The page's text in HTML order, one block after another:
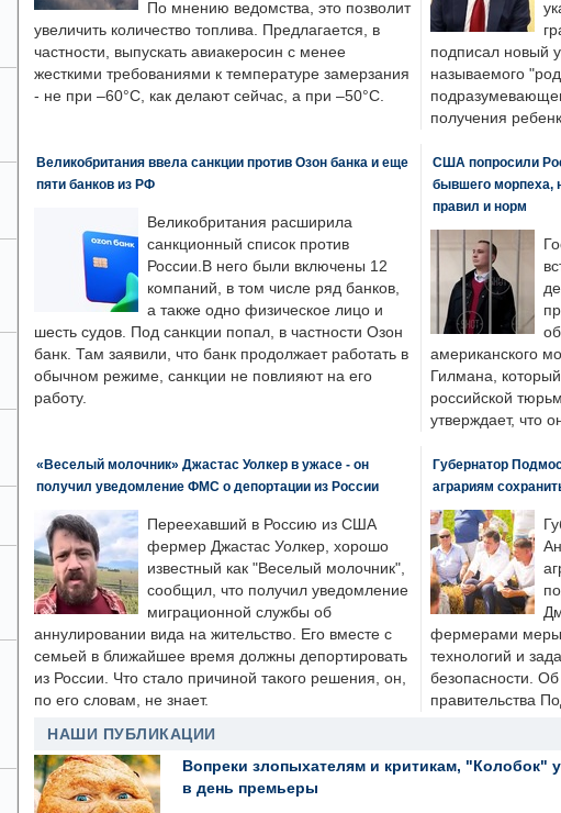
По мнению ведомства, это позволит
увеличить количество топлива. Предлагается, в
частности, выпускать авиакеросин с менее
жесткими требованиями к температуре замерзания
- не при –60°C, как делают сейчас, а при –50°C.
подписал новый
называемого
получения
Великобритания ввела санкции против Озон банка и еще
пяти банков из РФ
Великобритания расширила
санкционный список против
России.В него были включены 12
компаний, в том числе ряд банков,
а также одно физическое лицо и
шесть судов. Под санкции попал, в частности Озон
банк. Там заявили, что банк продолжает работать в
обычном режиме, санкции не повлияют на его
работу.
США попросили
бывшего морпеха,
правил и норм
американского
Гилмана,
российской
утверждает, что
«Веселый молочник» Джастас Уолкер в ужасе - он
получил уведомление ФМС о депортации из России
Переехавший в Россию из США
фермер Джастас Уолкер, хорошо
известный как "Веселый молочник",
сообщил, что получил уведомление
миграционной службы об
аннулировании вида на жительство. Его вместе с
семьей в ближайшее время должны депортировать
из России. Что стало причиной такого решения, он,
по его словам, не знает.
Губернатор
аграриям
фермерами меры
технологий и
безопасности.
правительства
НАШИ ПУБЛИКАЦИИ
Вопреки злопыхателям и критикам, "Колобок"
в день премьеры